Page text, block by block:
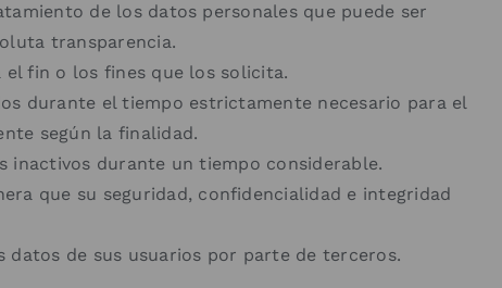
de los datos personales que puede ser
transparencia.
fin o los fines que los solicita.
durante el tiempo estrictamente necesario para el
según la finalidad.
inactivos durante un tiempo considerable.
que su seguridad, confidencialidad e integridad
datos de sus usuarios por parte de terceros.